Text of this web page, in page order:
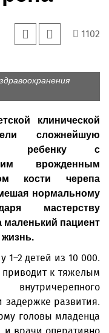
1102
клинической
сложнейшую
ребенку с
врожденным
кости черепа
нормальному
мастерству
маленький пациент
1–2 детей из 10 000.
приводит к тяжелым
развития.
головы младенца